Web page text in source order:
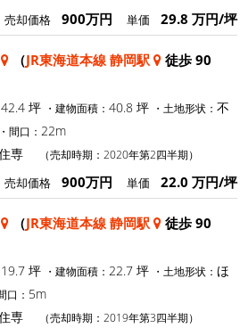
売却価格 900万円 単価 29.8 万円/坪
（JR東海道本線 静岡駅
徒歩 90
42.4 坪 ・建物面積： 40.8 坪 ・土地形状： 不
・間口： 22m
住専 （売却時期：2020年第2四半期）
売却価格 900万円 単価 22.0 万円/坪
（JR東海道本線 静岡駅
徒歩 90
19.7 坪 ・建物面積： 22.7 坪 ・土地形状： ほ
口： 5m
住専 （売却時期：2019年第3四半期）